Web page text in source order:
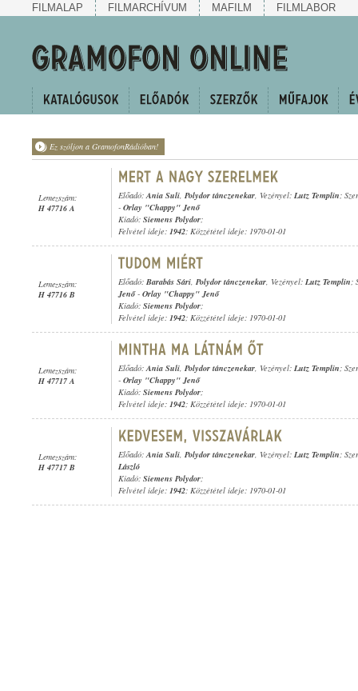
FILMALAP FILMARCHÍVUM MAFILM FILMLABOR
Ez szóljon a GramofonRádióban!
Lemezszám:
H 47716 A
Előadó:Ania Suli, Polydor tánczenekar, Vezényel: Lutz Templin;
- Orlay "Chappy" Jenő
Kiadó: Siemens Polydor;
Felvétel ideje: 1942; Közzététel ideje: 1970-01-01
Lemezszám:
H 47716 B
Előadó: Barabás Sári, Polydor tánczenekar, Vezényel: Lutz Templin;
Jenő- Orlay "Chappy" Jenő
Kiadó: Siemens Polydor;
Felvétel ideje: 1942; Közzététel ideje: 1970-01-01
Lemezszám:
H 47717 A
Előadó:Ania Suli, Polydor tánczenekar, Vezényel: Lutz Templin;
- Orlay "Chappy" Jenő
Kiadó: Siemens Polydor;
Felvétel ideje: 1942; Közzététel ideje: 1970-01-01
Lemezszám:
H 47717 B
Előadó:Ania Suli, Polydor tánczenekar, Vezényel: Lutz Templin;
László
Kiadó: Siemens Polydor;
Felvétel ideje: 1942; Közzététel ideje: 1970-01-01